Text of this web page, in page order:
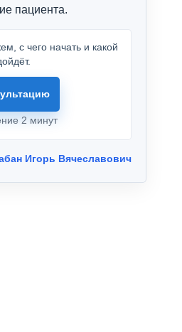
пациента.
с чего начать и какой
2 минут
Игорь Вячеславович